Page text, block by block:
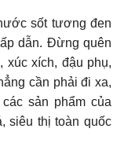
sốt tương đen
dẫn. Đừng quên
xúc xích, đậu phụ,
cần phải đi xa,
sản phẩm của
siêu thị toàn quốc